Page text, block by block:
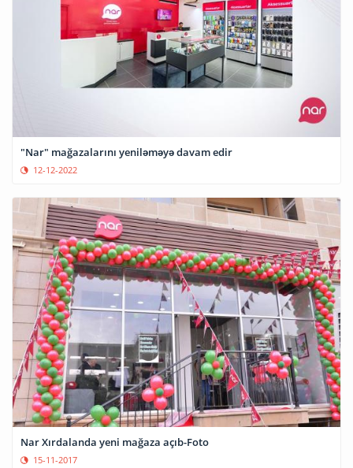
"Nar" mağazalarını yeniləməyə davam edir
12-12-2022
Nar Xırdalanda yeni mağaza açıb-Foto
15-11-2017